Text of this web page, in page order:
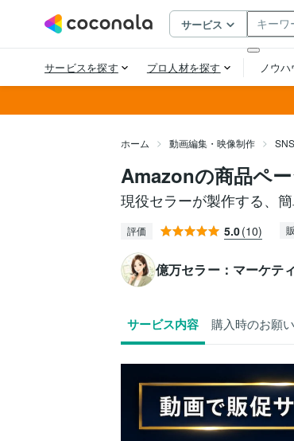
ホーム 動画編集・映像制作
Amazonの商品ペ
現役セラーが製作する、
評価 5.0(10)
億万セラー：マーケテ
サービス内容 購入時のお願い